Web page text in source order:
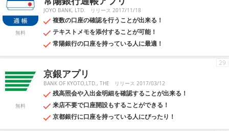
無料
JOYO BANK, LTD. リリース 2017/11/18
複数の口座の確認を行うことが出来る！
テキストメモを添付することが可能！
常陽銀行の口座を持っている人に最適！
無料
京銀アプリ
BANK OF KYOTO,LTD., THE リリース 2017/03/12
残高照会や入出金明細を確認することが出来る！
来店不要で口座開設もすることができる！
京都銀行に口座を持っている人にぴったり！
29